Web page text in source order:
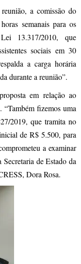
a comissão do
semanais para os
13.317/2010, que
sociais em 30
a carga horária
durante a reunião”.
em relação ao
“Também fizemos uma
2019, que tramita no
de R$ 5.500, para
a examinar
de Estado da
Dora Rosa.